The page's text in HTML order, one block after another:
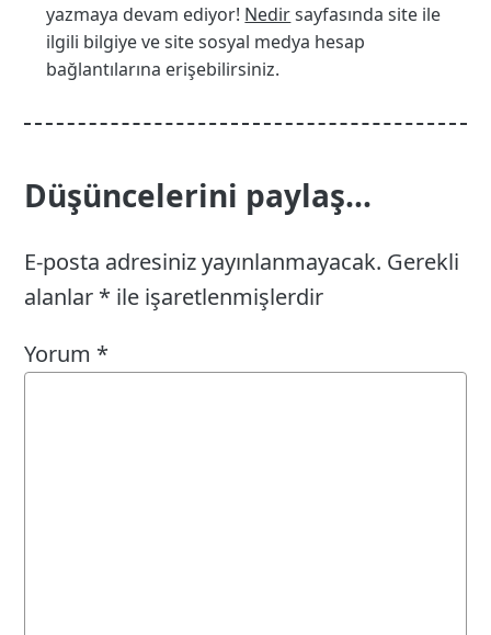
yazmaya devam ediyor! Nedirsayfasında site ile
ilgili bilgiye ve site sosyal medya hesap
bağlantılarına erişebilirsiniz.
Düşüncelerini paylaş...
E-posta adresiniz yayınlanmayacak. Gerekli
alanlar * ile işaretlenmişlerdir
Yorum *